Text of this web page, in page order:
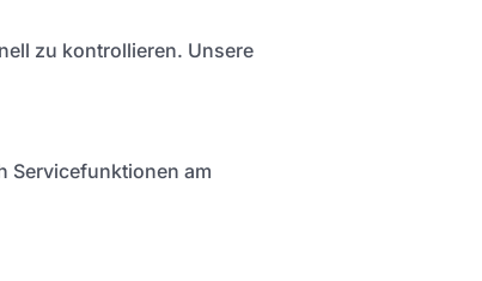
zu kontrollieren. Unsere
Servicefunktionen am